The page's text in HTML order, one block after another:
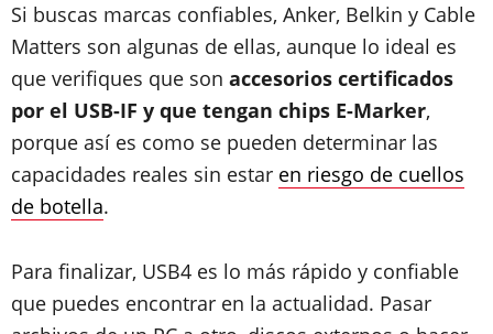
Si buscas marcas confiables, Anker, Belkin y Cable
Matters son algunas de ellas, aunque lo ideal es
que verifiques que son accesorios certificados
por el USB-IF y que tengan chips E-Marker,
porque así es como se pueden determinar las
capacidades reales sin estar en riesgo de cuellos
de botella.
Para finalizar, USB4 es lo más rápido y confiable
que puedes encontrar en la actualidad. Pasar